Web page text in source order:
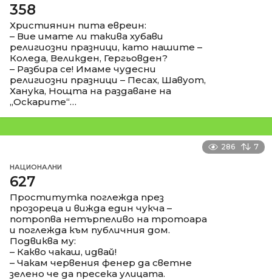
358
Християнин пита евреин:
– Вие имате ли такива хубави
религиозни празници, като нашите –
Коледа, Великден, Гергьовден?
– Разбира се! Имаме чудесни
религиозни празници – Песах, Шавуот,
Ханука, Нощта на раздаване на
„Оскарите“…
286 7
НАЦИОНАЛНИ
627
Проститутка поглежда през
прозореца и вижда един чукча –
потропва нетърпеливо на тротоара
и поглежда към публичния дом.
Подвиква му:
– Какво чакаш, идвай!
– Чакам червения фенер да светне
зелено че да пресека улицата.